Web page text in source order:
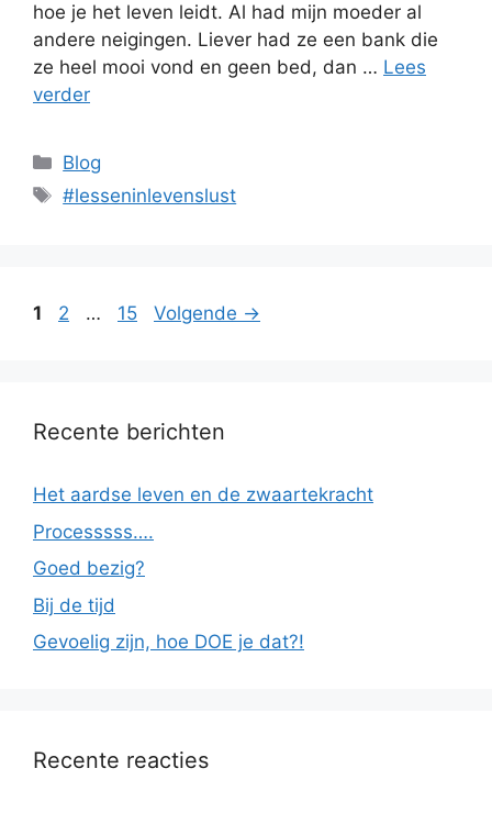
hoe je het leven leidt. Al had mijn moeder al
andere neigingen. Liever had ze een bank die
ze heel mooi vond en geen bed, dan … Lees
verder
Categorieën
Blog
Tags
#lesseninlevenslust
Pagina
1 Pagina
2 … Pagina
15 Volgende →
Recente berichten
Het aardse leven en de zwaartekracht
Processsss….
Goed bezig?
Bij de tijd
Gevoelig zijn, hoe DOE je dat?!
Recente reacties